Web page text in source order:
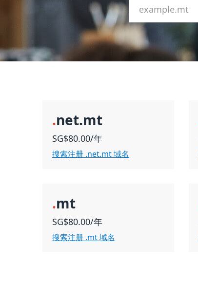
.net.mt
SG$80.00/年
搜索注册 .net.mt 域名
.mt
SG$80.00/年
搜索注册 .mt 域名